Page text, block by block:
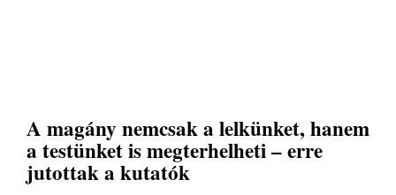
A magány nemcsak a lelkünket, hanem
a testünket is megterhelheti – erre
jutottak a kutatók